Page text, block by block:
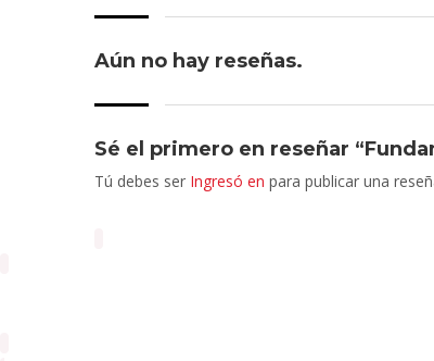
Aún no hay reseñas.
Sé el primero en reseñar
Tú debes ser Ingresó en para publicar una